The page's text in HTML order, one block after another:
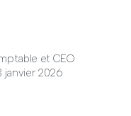
et CEO
janvier 2026